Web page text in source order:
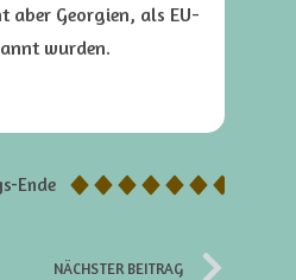
aber Georgien, als EU-
wurden.
Ende
NÄCHSTER BEITRAG